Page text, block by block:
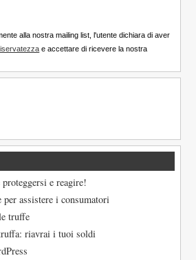
alla nostra mailing list, l'utente dichiara di aver
e accettare di ricevere la nostra
e reagire!
assistere i consumatori
truffe
riavrai i tuoi soldi